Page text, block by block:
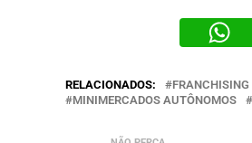
RELACIONADOS: FRANCHISING
MINIMERCADOS AUTÔNOMOS